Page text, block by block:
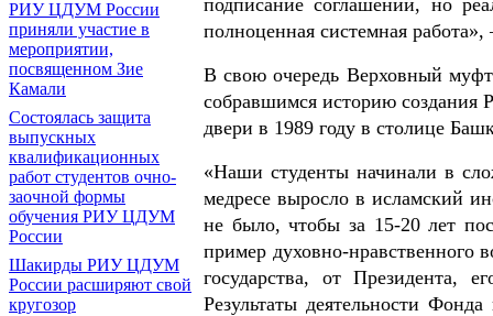
РИУ ЦДУМ России
приняли участие в
мероприятии,
посвященном Зие
Камали
Состоялась защита
выпускных
квалификационных
работ студентов очно-
заочной формы
обучения РИУ ЦДУМ
России
Шакирды РИУ ЦДУМ
России расширяют свой
кругозор
полноценная системная
В свою очередь Верховный
собравшимся историю создания
двери в 1989 году в столице
«Наши студенты начинали в
медресе выросло в исламский
не было, чтобы за 15-20 лет
пример духовно-нравственного
государства, от Президента,
Результаты деятельности